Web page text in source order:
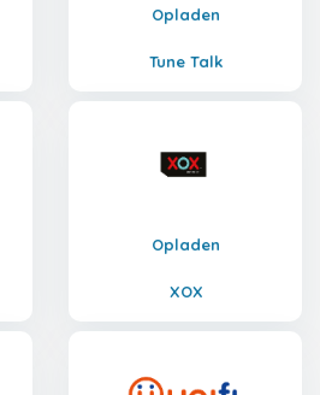
Opladen
Tune Talk
Opladen
XOX